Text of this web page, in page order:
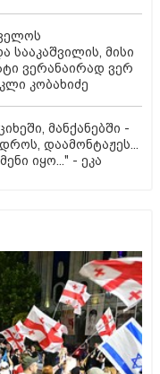
სააკაშვილის, მისი
ვერანაირად ვერ
კობახიძე
მანქანებში -
დაამონტაჟეს...
იყო..." - ეკა